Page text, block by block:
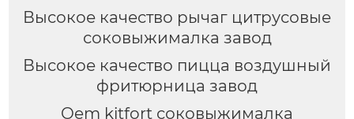
Высокое качество рычаг цитрусовые
соковыжималка завод
Высокое качество пицца воздушный
фритюрница завод
Oem kitfort соковыжималка